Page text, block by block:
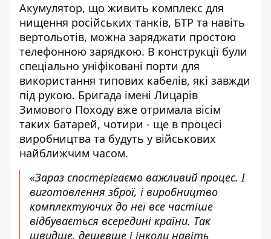
Акумулятор, що живить комплекс для
нищення російських танків, БТР та навіть
вертольотів, можна заряджати простою
телефонною зарядкою. В конструкції були
спеціально уніфіковані порти для
використання типових кабелів, які завжди
під рукою. Бригада імені Лицарів
Зимового Походу вже отримала вісім
таких батарей, чотири - ще в процесі
виробництва та будуть у військових
найближчим часом.
«Зараз спостерігаємо важливий процес. І
виготовлення зброї, і виробництво
комплектуючих до неї все частіше
відбувається всередині країни. Так
швидше, дешевше і інколи навіть